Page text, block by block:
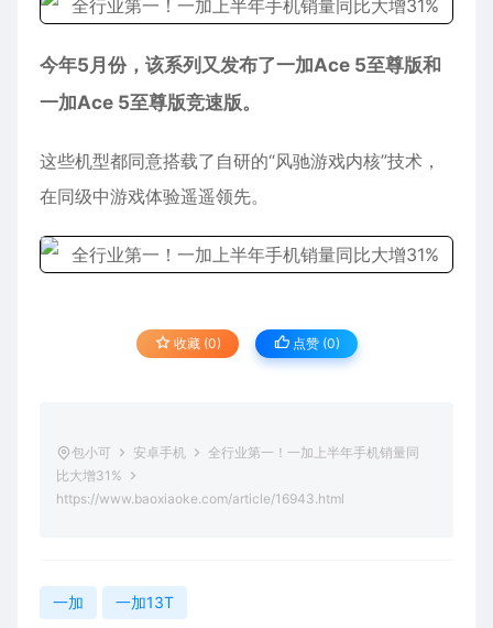
今年5月份，该系列又发布了一加Ace 5至尊版和
一加Ace 5至尊版竞速版。
这些机型都同意搭载了自研的“风驰游戏内核”技术，
在同级中游戏体验遥遥领先。
收藏 (0) 点赞 (0)
包小可 安卓手机
全行业第一！一加上半年手机销量同
比大增31%
https://www.baoxiaoke.com/article/16943.html
一加 一加13T